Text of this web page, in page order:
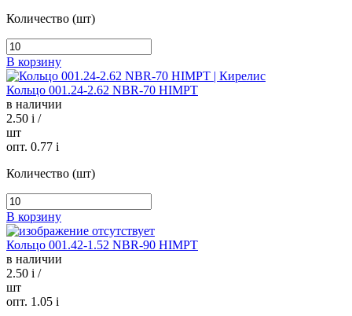
Количество (шт)
В корзину
Кольцо 001.24-2.62 NBR-70 HIMPT
в наличии
2.50 i /
шт
опт. 0.77 i
Количество (шт)
В корзину
Кольцо 001.42-1.52 NBR-90 HIMPT
в наличии
2.50 i /
шт
опт. 1.05 i